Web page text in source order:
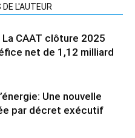
DE L'AUTEUR
CAAT clôture 2025
net de 1,12 milliard
Une nouvelle
par décret exécutif